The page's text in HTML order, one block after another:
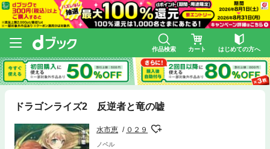
作品検索 カート はじめての方へ
ドラゴンライズ2 反逆者と竜の嘘
水市恵 ０２９
ノベル